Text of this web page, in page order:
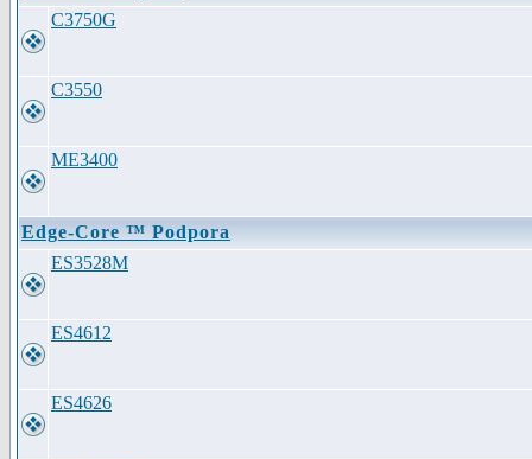
C3750G
C3550
ME3400
Edge-Core ™ Podpora
ES3528M
ES4612
ES4626